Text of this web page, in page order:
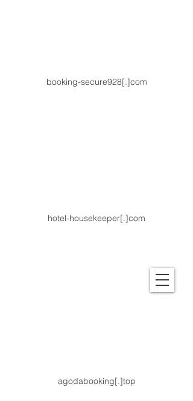
booking-secure928[.]com
hotel-housekeeper[.]com
agodabooking[.]top